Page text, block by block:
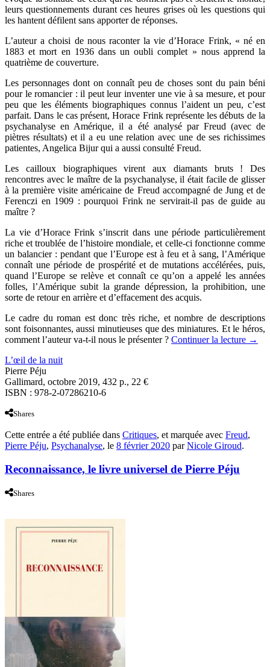
leurs questionnements durant ces heures grises où les questions qui
les hantent défilent sans apporter de réponses.
L’auteur a choisi de nous raconter la vie d’Horace Frink, « né en
1883 et mort en 1936 dans un oubli complet » nous apprend la
quatrième de couverture.
Les personnages dont on connaît peu de choses sont du pain béni
pour le romancier : il peut leur inventer une vie à sa mesure, et pour
peu que les éléments biographiques connus l’aident un peu, c’est
parfait. Dans le cas présent, Horace Frink représente les débuts de la
psychanalyse en Amérique, il a été analysé par Freud (avec de
piètres résultats) et il a eu une relation avec une de ses richissimes
patientes, Angelica Bijur qui a aussi consulté Freud.
Les cailloux biographiques virent aux diamants bruts ! Des
rencontres avec le maître de la psychanalyse, il était facile de glisser
à la première visite américaine de Freud accompagné de Jung et de
Ferenczi en 1909 : pourquoi Frink ne servirait-il pas de guide au
maître ?
La vie d’Horace Frink s’inscrit dans une période particulièrement
riche et troublée de l’histoire mondiale, et celle-ci fonctionne comme
un balancier : pendant que l’Europe est à feu et à sang, l’Amérique
connaît une période de prospérité et de mutations accélérées, puis,
quand l’Europe se relève et connaît ce qu’on a appelé les années
folles, l’Amérique subit la grande dépression, la prohibition, une
sorte de retour en arrière et d’effacement des acquis.
Le cadre du roman est donc très riche, et nombre de descriptions
sont foisonnantes, aussi minutieuses que des miniatures. Et le héros,
comment l’auteur va-t-il nous le présenter ? Continuer la lecture →
L’œil de la nuit
Pierre Péju
Gallimard, octobre 2019, 432 p., 22 €
ISBN : 978-2-07286210-6
Shares
Cette entrée a été publiée dans Critiques, et marquée avec Freud,
Pierre Péju, Psychanalyse, le 8 février 2020 parNicole Giroud.
Reconnaissance, le livre universel de Pierre Péju
Shares